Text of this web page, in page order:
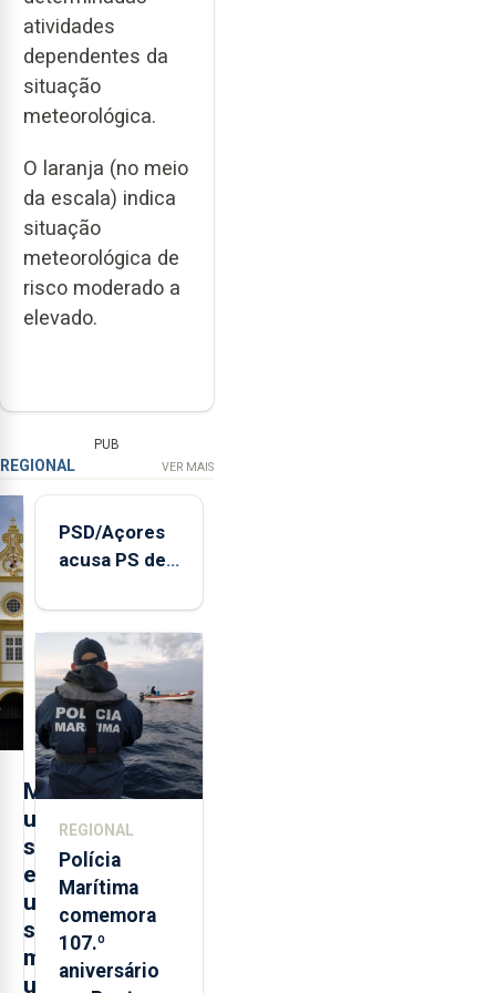
atividades
dependentes da
situação
meteorológica.
O laranja (no meio
da escala) indica
situação
meteorológica de
risco moderado a
elevado.
PUB
REGIONAL VER MAIS
M
u
s
e
u
s
m
u
PSD/Açores
acusa PS de
contraditória"
sobre
evolução
turística
REGIONAL
Polícia
Marítima
comemora
107.º
aniversário